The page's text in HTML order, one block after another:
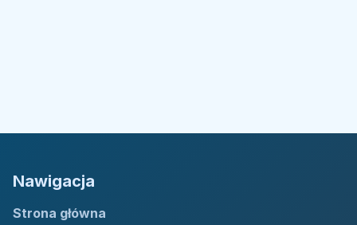
Nawigacja
Strona główna